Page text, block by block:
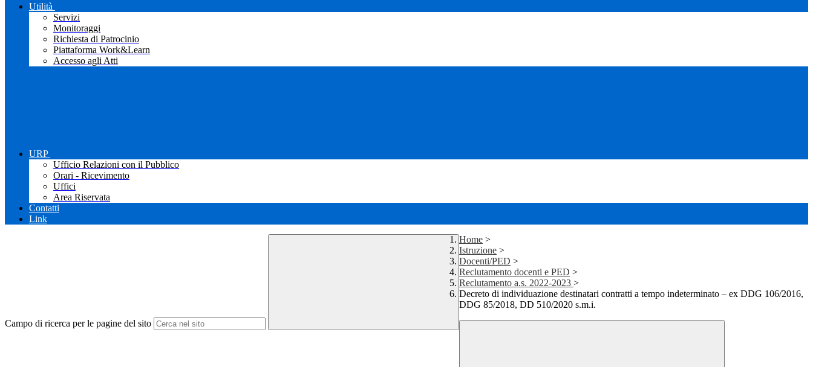
Utilità
Servizi
Monitoraggi
Richiesta di Patrocinio
Piattaforma Work&Learn
Accesso agli Atti
URP
Ufficio Relazioni con il Pubblico
Orari - Ricevimento
Uffici
Area Riservata
Contatti
Link
Campo di ricerca per le pagine del sito
Home >
Istruzione >
Docenti/PED >
Reclutamento docenti e PED >
Reclutamento a.s. 2022-2023 >
Decreto di individuazione destinatari contratti a tempo indeterminato – ex DDG 106/2016,
DDG 85/2018, DD 510/2020 s.m.i.